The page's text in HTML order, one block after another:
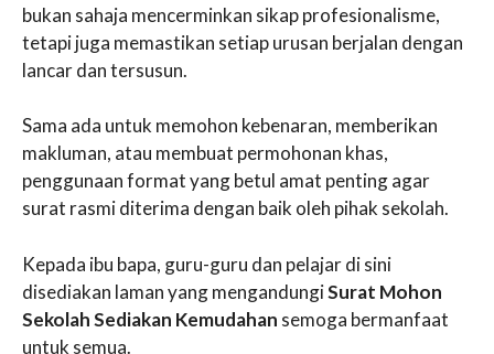
bukan sahaja mencerminkan sikap profesionalisme,
tetapi juga memastikan setiap urusan berjalan dengan
lancar dan tersusun.
Sama ada untuk memohon kebenaran, memberikan
makluman, atau membuat permohonan khas,
penggunaan format yang betul amat penting agar
surat rasmi diterima dengan baik oleh pihak sekolah.
Kepada ibu bapa, guru-guru dan pelajar di sini
disediakan laman yang mengandungiSurat Mohon
Sekolah Sediakan Kemudahan semoga bermanfaat
untuk semua.